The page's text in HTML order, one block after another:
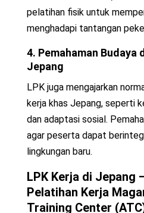
pelatihan fisik untuk
menghadapi tantangan
4. Pemahaman Budaya
Jepang
LPK juga mengajarkan
kerja khas Jepang, seperti
dan adaptasi sosial.
agar peserta dapat
lingkungan baru.
LPK Kerja di Jepang
Pelatihan Kerja
Training Center